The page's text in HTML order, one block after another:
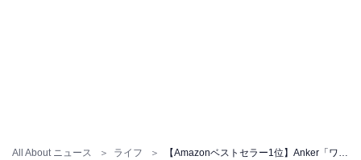
All About ニュース ライフ